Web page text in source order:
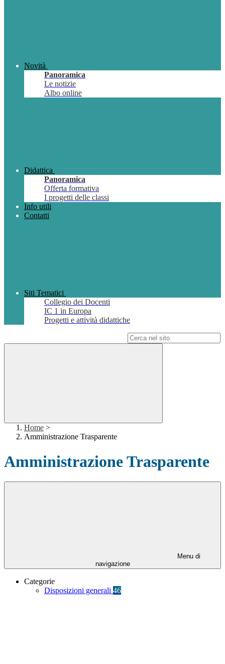
Novità
Panoramica
Le notizie
Albo online
Didattica
Panoramica
Offerta formativa
I progetti delle classi
Info utili
Contatti
Siti Tematici
Collegio dei Docenti
IC 1 in Europa
Progetti e attività didattiche
Home >
Amministrazione Trasparente
Amministrazione Trasparente
Menu di
navigazione
Categorie
Disposizioni generali 46